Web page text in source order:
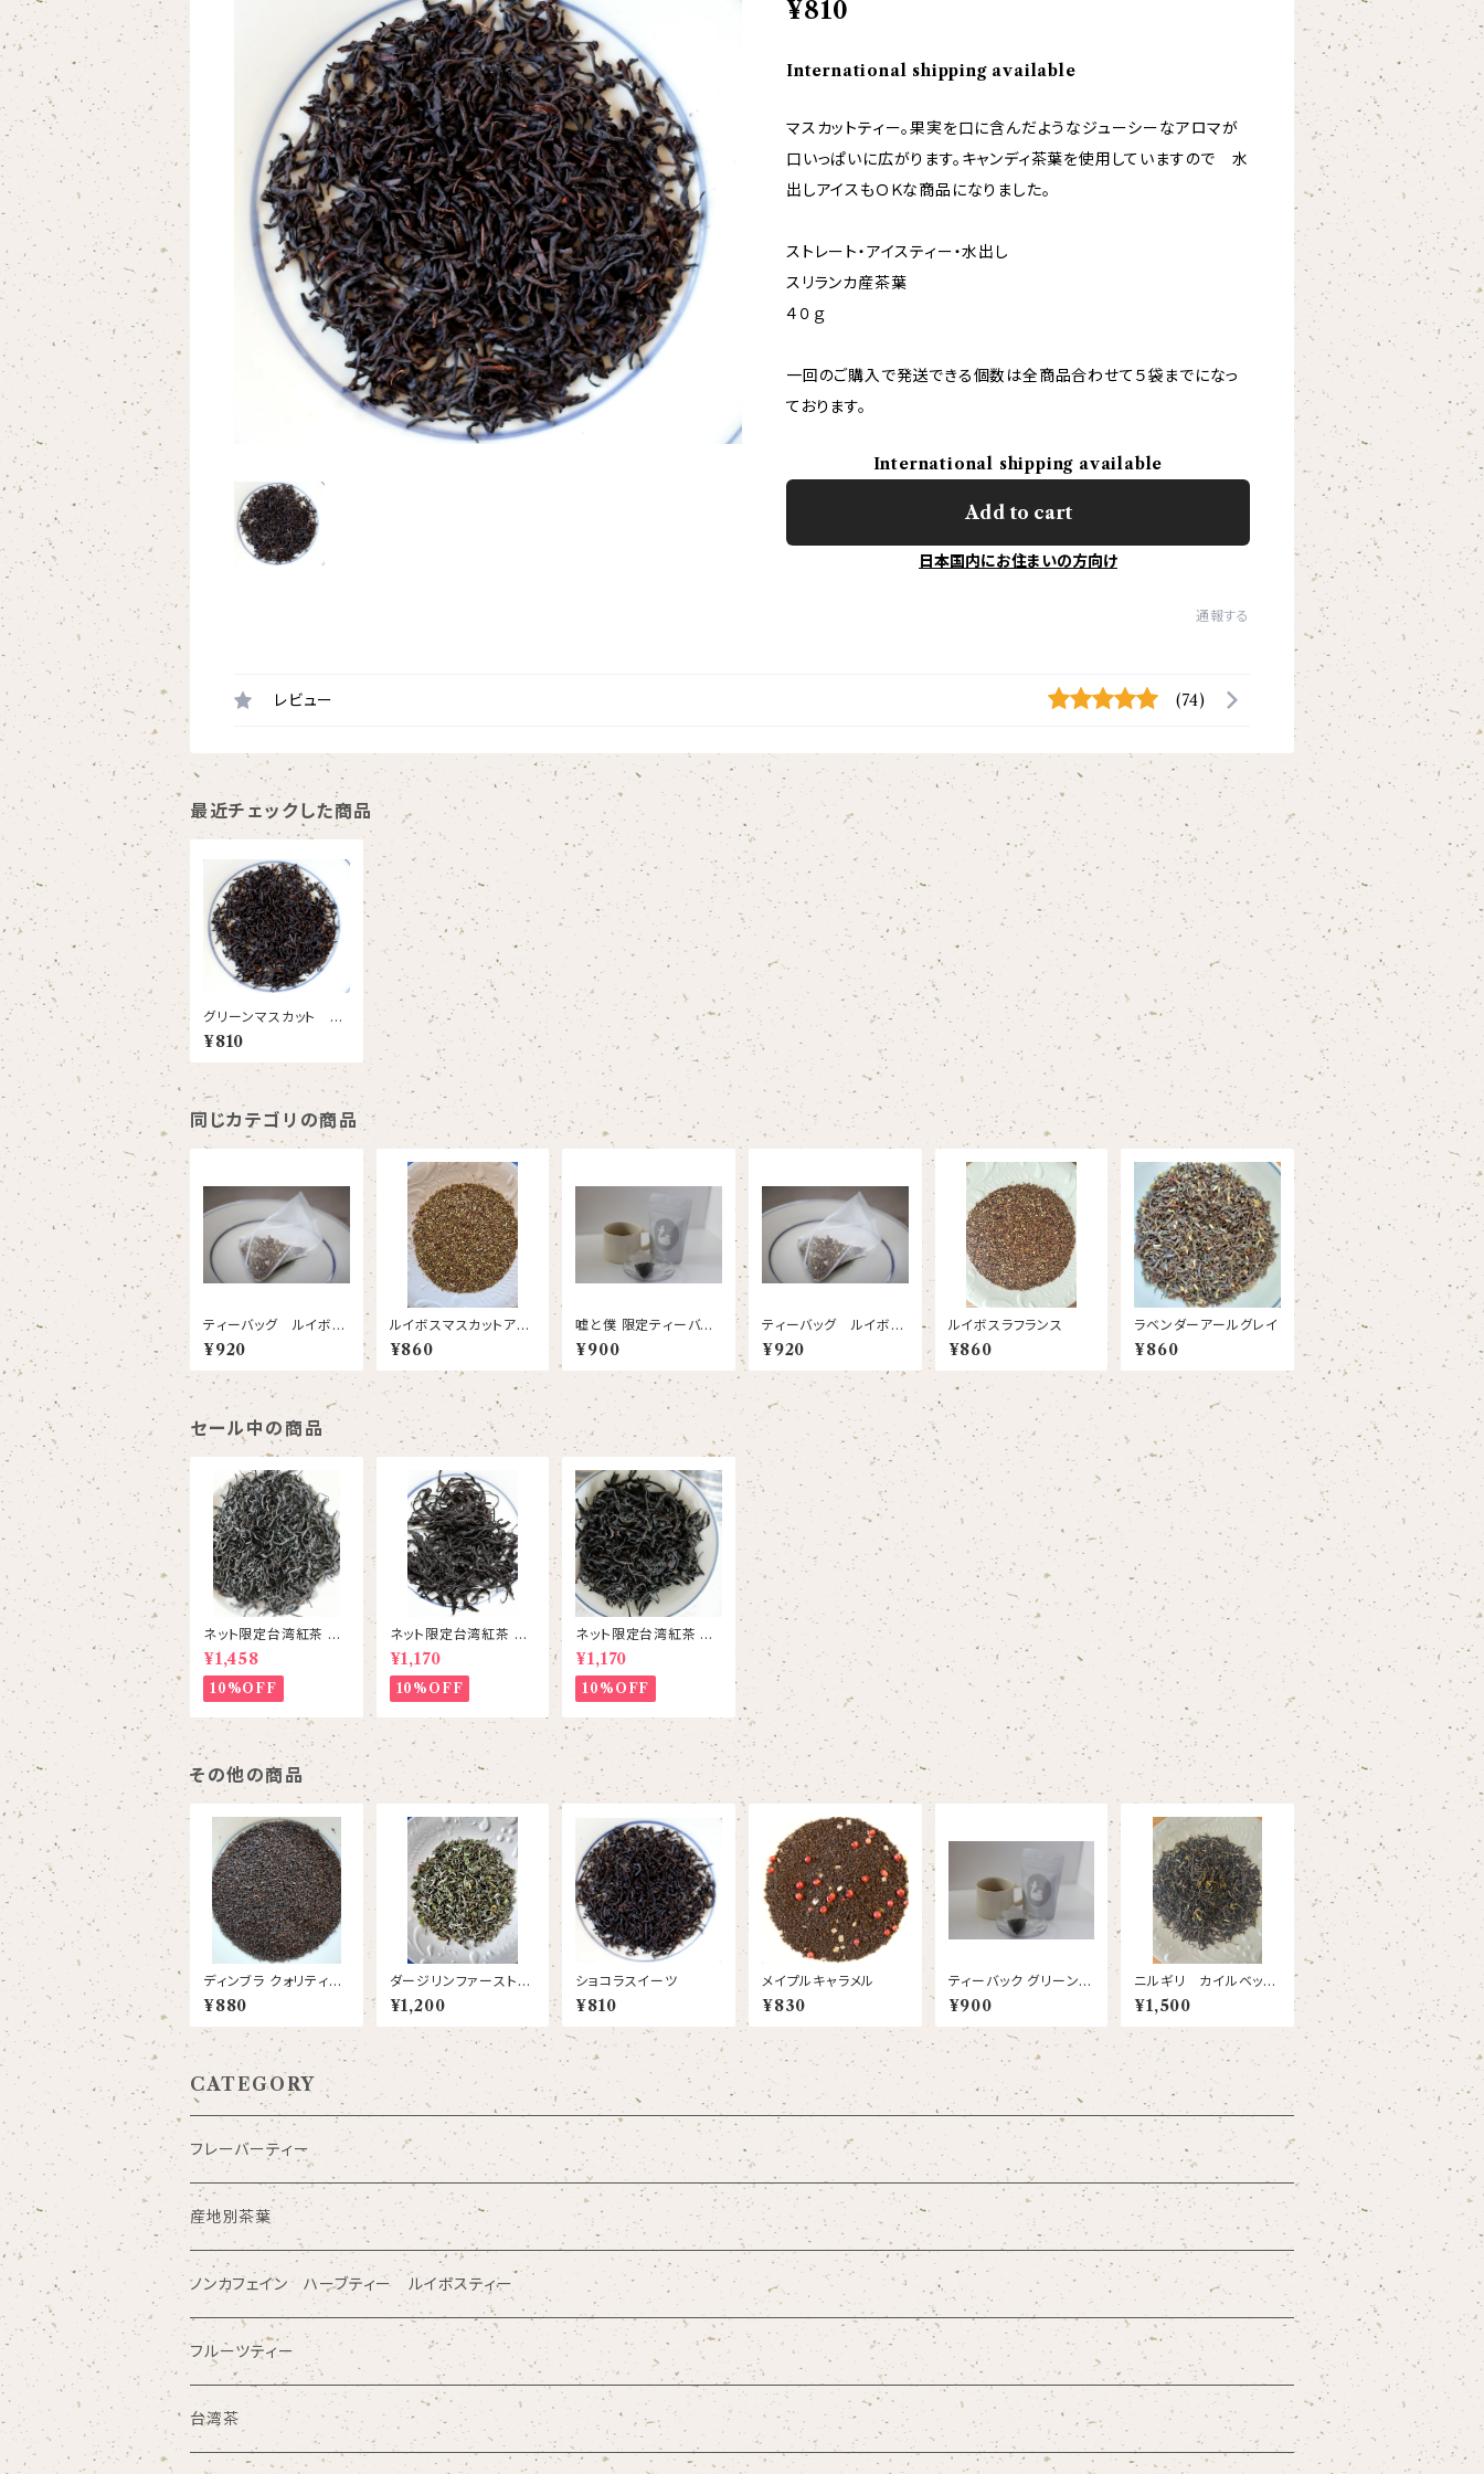
¥810
International shipping available
マスカットティー。果実を口に含んだようなジューシーなアロマが
口いっぱいに広がります。キャンディ茶葉を使用していますので 水
出しアイスもＯＫな商品になりました。
ストレート・アイスティー・水出し
スリランカ産茶葉
４０ｇ
一回のご購入で発送できる個数は全商品合わせて５袋までになっ
ております。
International shipping available
Add to cart
日本国内にお住まいの方向け
通報する
レビュー (74)
最近チェックした商品
グリーンマスカット リ
ーフ
¥810
同じカテゴリの商品
ティーバッグ ルイボス
ラフランス
¥920
ルイボスマスカットアレ
キサンドリア リーフ
¥860
嘘と僕 限定ティーバッ
ク フルーツシャワー
¥900
ティーバッグ ルイボス
白桃
¥920
ルイボスラフランス
¥860
ラベンダーアールグレイ
¥860
セール中の商品
ネット限定台湾紅茶 紅
韻紅茶 台茶21号
¥1,458
10%OFF
ネット限定台湾紅茶 瓔
珞紅茶( ようらく)台茶8
号
¥1,170
10%OFF
ネット限定台湾紅茶 紅
玉紅茶 台茶18号
¥1,170
10%OFF
その他の商品
ディンブラ クォリティシ
ーズン デスフォード茶
園 リーフ
¥880
ダージリンファーストフ
ラッシュ2025セリンボ
ン茶園 DJ１ FTGFO
P1
¥1,200
ショコラスイーツ
¥810
メイプルキャラメル
¥830
ティーバック グリーンマ
スカット
¥900
ニルギリ カイルベッタ
茶園 ウィンターフロス
ト SFTGFOP
¥1,500
CATEGORY
フレーバーティー
産地別茶葉
ノンカフェイン ハーブティー ルイボスティー
フルーツティー
台湾茶